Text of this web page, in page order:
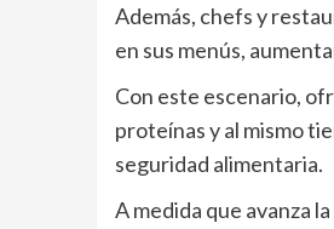
Además, chefs y
en sus menús,
Con este escenario,
proteínas y al mismo
seguridad alimentaria.
A medida que avanza